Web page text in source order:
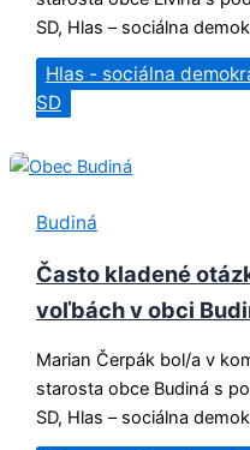
SD, Hlas – sociálna
Hlas - sociálna
SD
Budiná
Často kladené
voľbách v obci
Marian Čerpák bol/a v
starosta obce Budiná s
SD, Hlas – sociálna